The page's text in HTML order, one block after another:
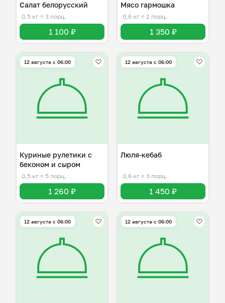
Салат белорусский
0,5 кг ≈ 3 порц.
1 100 ₽
Мясо гармошка
0,6 кг ≈ 2 порц.
1 350 ₽
12 августа с 06:00
Куриные рулетики с
беконом и сыром
0,5 кг ≈ 5 порц.
1 260 ₽
12 августа с 06:00
Люля-кебаб
0,6 кг ≈ 3 порц.
1 450 ₽
12 августа с 06:00 12 августа с 06:00